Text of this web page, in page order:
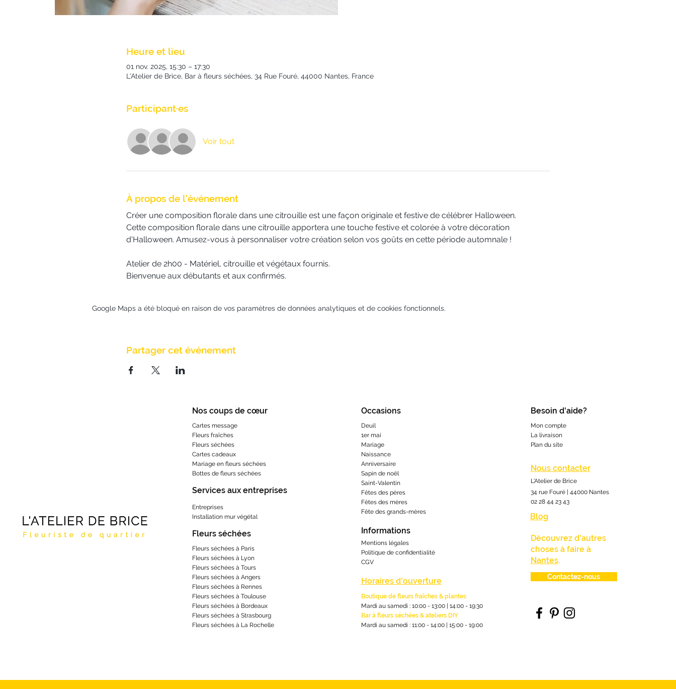
Heure et lieu
01 nov. 2025, 15:30 – 17:30
L'Atelier de Brice, Bar à fleurs séchées, 34 Rue Fouré, 44000 Nantes, France
Participant·es
Voir tout
À propos de l'événement
Créer une composition florale dans une citrouille est une façon originale et festive de célébrer Halloween.
Cette composition florale dans une citrouille apportera une touche festive et colorée à votre décoration
d'Halloween. Amusez-vous à personnaliser votre création selon vos goûts en cette période automnale !
Atelier de 2h00 - Matériel, citrouille et végétaux fournis.
Bienvenue aux débutants et aux confirmés.
Google Maps a été bloqué en raison de vos paramètres de données analytiques et de cookies fonctionnels.
Partager cet événement
Nos coups de cœur
Cartes message
Fleurs fraîches
Fleurs séchées
Cartes cadeaux
Mariage en fleurs séchées
Bottes de fleurs séchées
Services aux entreprises
Entreprises
Installation mur végétal
Fleurs séchées
Fleurs séchées à Paris
Fleurs séchées à Lyon
Fleurs séchées à Tours
Fleurs séchées à Angers
Fleurs séchées à Rennes
Fleurs séchées à Toulouse
Fleurs séchées à Bordeaux
Fleurs séchées à Strasbourg
Fleurs séchées à La Rochelle
Occasions
Deuil
1er mai
Mariage
Naissance
Anniversaire
Sapin de noël
Saint-Valentin
Fêtes des pères
Fêtes des mères
​Fête des grands-mères
Informations
Mentions légales
Politique de confidentialité
CGV
Horaires d'ouverture
Boutique de fleurs fraîches & plantes
Mardi au samedi : 10:00 - 13:00
14:00- 19:30
Bar à fleurs séchées & ateliers DIY
Mardi au samedi : 11:00 - 14:00
15:00 - 19:00
Besoin d'aide?
Mon compte
La livraison
Plan du site
Nous contacter
L'Atelier de Brice
34 rue Fouré | 44000 Nantes
02 28 44 23 43
Blog
Découvrez d'autres
choses à faire à
Nantes.
Contactez-nous